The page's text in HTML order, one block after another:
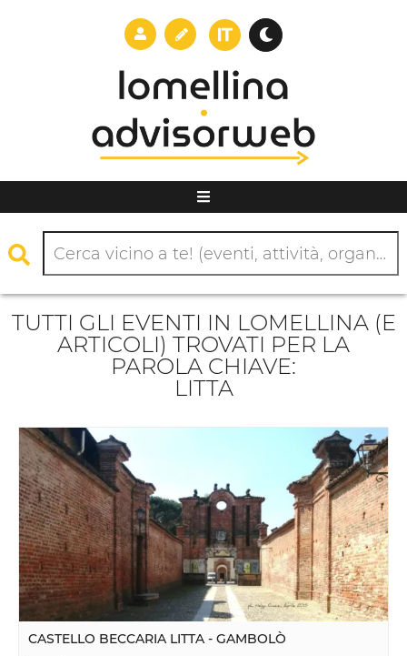
TUTTI GLI EVENTI IN LOMELLINA (E
ARTICOLI) TROVATI PER LA
PAROLA CHIAVE:
LITTA
CASTELLO BECCARIA LITTA - GAMBOLÒ